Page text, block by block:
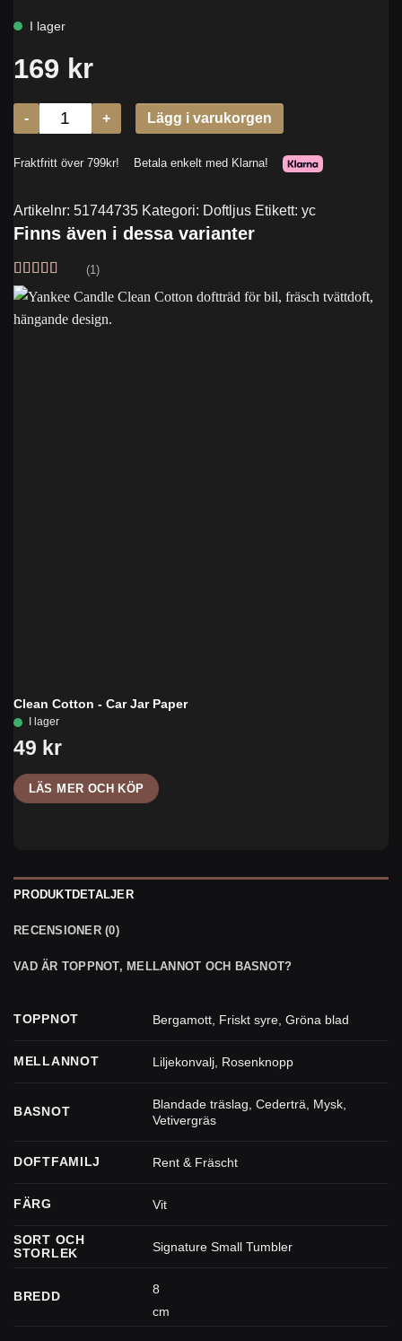
PRODUKTDETALJER
RECENSIONER (0)
VAD ÄR TOPPNOT, MELLANNOT OCH BASNOT?
TOPPNOT Bergamott, Friskt syre,Gröna blad
MELLANNOT Liljekonvalj, Rosenknopp
BASNOT Blandade träslag,Cederträ, Mysk,
Vetivergräs
DOFTFAMILJ Rent & Fräscht
FÄRG Vit
SORT OCH
STORLEK
Signature Small Tumbler
BREDD
8
cm
Artikelnr: 51744735 Kategori: Doftljus Etikett: yc
Finns även i dessa varianter
Betygsatt
5
av 5
(1)
Clean Cotton - Car Jar Paper
LÄS MER OCH KÖP